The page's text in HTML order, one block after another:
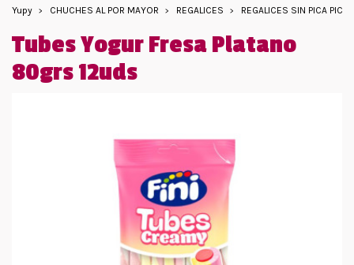
Yupy CHUCHES AL POR MAYOR REGALICES REGALICES SIN PICA PICA
Tubes Yogur Fresa Platano
80grs 12uds